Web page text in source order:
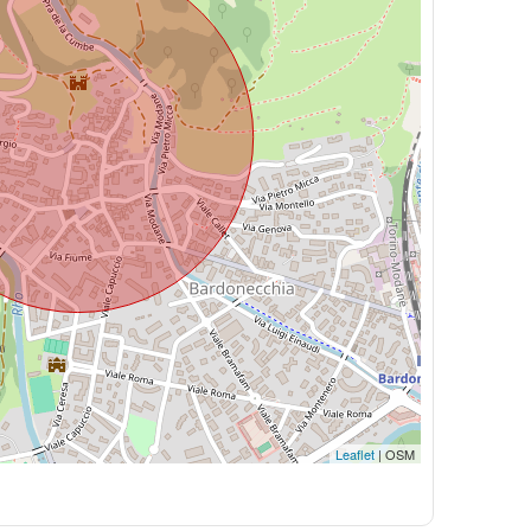
Leaflet | OSM